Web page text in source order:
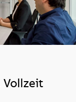
Vollzeit